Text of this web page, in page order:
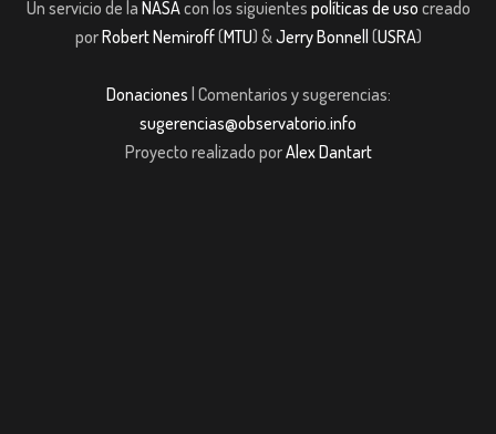
Un servicio de la NASAcon los siguientes políticas de uso creado
porRobert Nemiroff(MTU) &Jerry Bonnell (USRA)
Donaciones | Comentarios y sugerencias:
sugerencias@observatorio.info
Proyecto realizado porAlex Dantart